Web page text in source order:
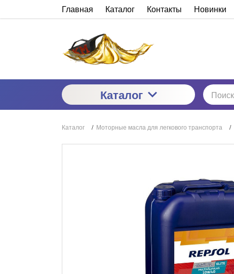
Главная Каталог Контакты Новинки
Каталог
Каталог / Моторные масла для легкового транспорта /